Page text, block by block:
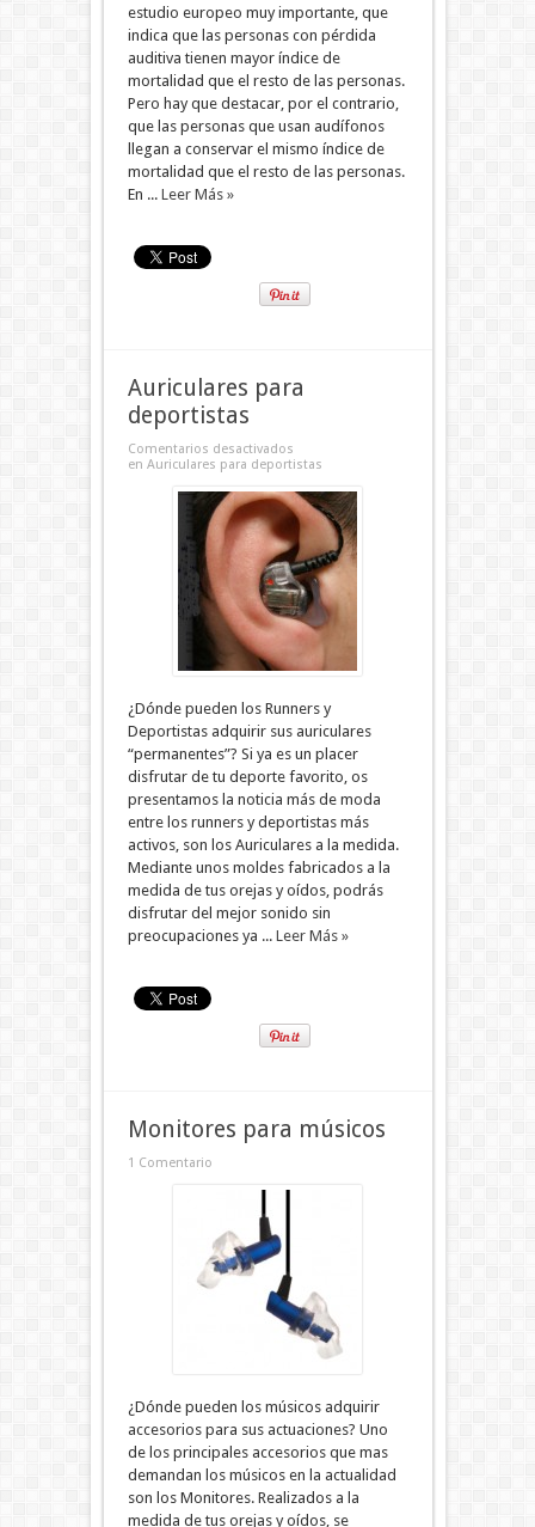
estudio europeo muy importante, que
indica que las personas con pérdida
auditiva tienen mayor índice de
mortalidad que el resto de las personas.
Pero hay que destacar, por el contrario,
que las personas que usan audífonos
llegan a conservar el mismo índice de
mortalidad que el resto de las personas.
En ... Leer Más »
Auriculares para
deportistas
Comentarios desactivados
en Auriculares para deportistas
¿Dónde pueden los Runners y
Deportistas adquirir sus auriculares
“permanentes”? Si ya es un placer
disfrutar de tu deporte favorito, os
presentamos la noticia más de moda
entre los runners y deportistas más
activos, son los Auriculares a la medida.
Mediante unos moldes fabricados a la
medida de tus orejas y oídos, podrás
disfrutar del mejor sonido sin
preocupaciones ya ... Leer Más »
Monitores para músicos
1 Comentario
¿Dónde pueden los músicos adquirir
accesorios para sus actuaciones? Uno
de los principales accesorios que mas
demandan los músicos en la actualidad
son los Monitores. Realizados a la
medida de tus orejas y oídos, se